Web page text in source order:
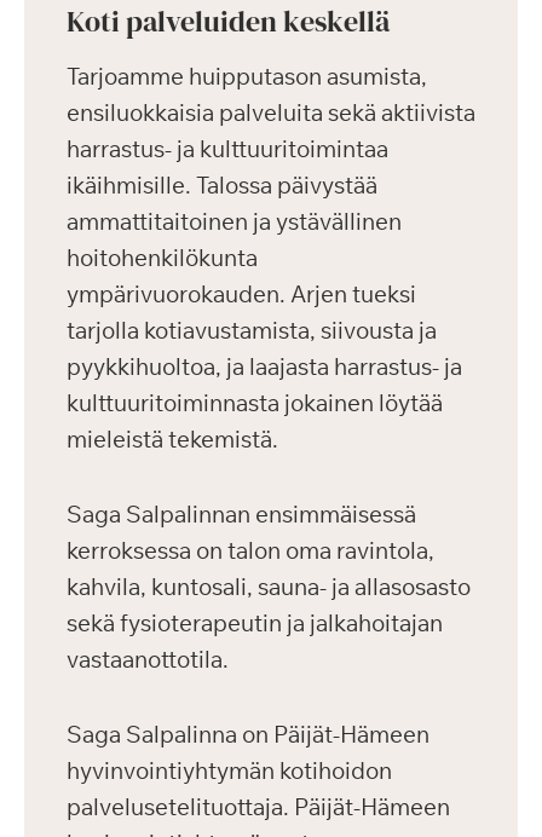
Koti palveluiden keskellä
Tarjoamme huipputason asumista,
ensiluokkaisia palveluita sekä aktiivista
harrastus- ja kulttuuritoimintaa
ikäihmisille. Talossa päivystää
ammattitaitoinen ja ystävällinen
hoitohenkilökunta
ympärivuorokauden. Arjen tueksi
tarjolla kotiavustamista, siivousta ja
pyykkihuoltoa, ja laajasta harrastus- ja
kulttuuritoiminnasta jokainen löytää
mieleistä tekemistä.
Saga Salpalinnan ensimmäisessä
kerroksessa on talon oma ravintola,
kahvila, kuntosali, sauna- ja allasosasto
sekä fysioterapeutin ja jalkahoitajan
vastaanottotila.
Saga Salpalinna on Päijät-Hämeen
hyvinvointiyhtymän kotihoidon
palvelusetelituottaja. Päijät-Hämeen